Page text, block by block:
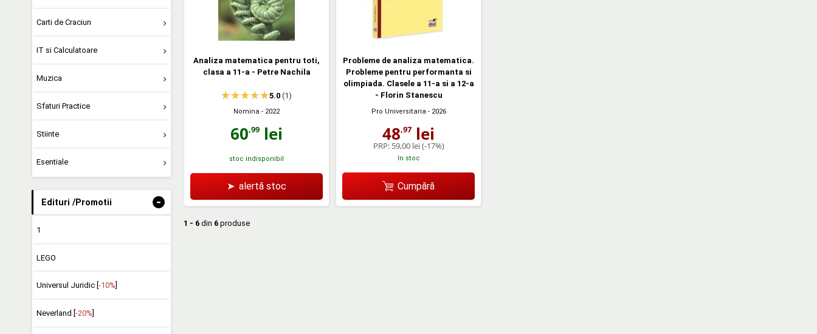
Carti de Craciun
IT si Calculatoare
Muzica
Sfaturi Practice
Stiinte
Esentiale
Edituri /Promotii -
1
LEGO
Universul Juridic [ -10%
Neverland [ -20%
Analiza matematica pentru toti,
clasa a 11-a - Petre Nachila
5.0(1)
Nomina - 2022
60,99 lei
stoc indisponibil
➤ alertă stoc
Probleme de analiza matematica.
Probleme pentru performanta si
olimpiada. Clasele a 11-a si a 12-a
- Florin Stanescu
Pro Universitaria- 2026
48,97 lei
PRP: 59,00 lei(-17%)
în stoc
Cumpără
1 - 6 din 6 produse